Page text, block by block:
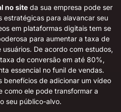
no site da sua empresa pode ser
estratégicas para alavancar seu
em plataformas digitais tem se
para aumentar a taxa de
De acordo com estudos,
de conversão em até 80%,
essencial no funil de vendas.
benefícios de adicionar um vídeo
como ele pode transformar a
seu público-alvo.